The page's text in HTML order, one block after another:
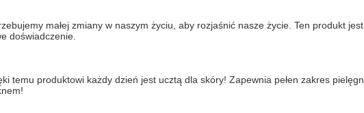
małej zmiany w naszym życiu, aby rozjaśnić nasze życie. Ten produkt
doświadczenie.
temu produktowi każdy dzień jest ucztą dla skóry! Zapewnia pełen zakres